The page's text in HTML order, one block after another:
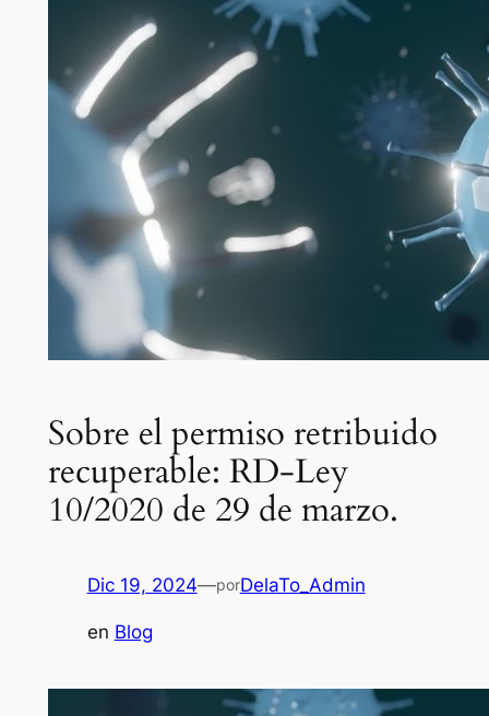
Sobre el permiso retribuido
recuperable: RD-Ley
10/2020 de 29 de marzo.
Dic 19, 2024—porDelaTo_Admin
en Blog